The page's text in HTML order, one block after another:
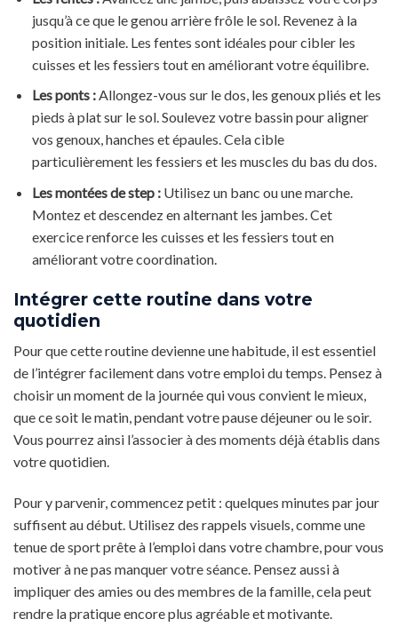
jusqu’à ce que le genou arrière frôle le sol. Revenez à la
position initiale. Les fentes sont idéales pour cibler les
cuisses et les fessiers tout en améliorant votre équilibre.
Les ponts :Allongez-vous sur le dos, les genoux pliés et les
pieds à plat sur le sol. Soulevez votre bassin pour aligner
vos genoux, hanches et épaules. Cela cible
particulièrement les fessiers et les muscles du bas du dos.
Les montées de step :Utilisez un banc ou une marche.
Montez et descendez en alternant les jambes. Cet
exercice renforce les cuisses et les fessiers tout en
améliorant votre coordination.
Intégrer cette routine dans votre
quotidien
Pour que cette routine devienne une habitude, il est essentiel
de l’intégrer facilement dans votre emploi du temps. Pensez à
choisir un moment de la journée qui vous convient le mieux,
que ce soit le matin, pendant votre pause déjeuner ou le soir.
Vous pourrez ainsi l’associer à des moments déjà établis dans
votre quotidien.
Pour y parvenir, commencez petit : quelques minutes par jour
suffisent au début. Utilisez des rappels visuels, comme une
tenue de sport prête à l’emploi dans votre chambre, pour vous
motiver à ne pas manquer votre séance. Pensez aussi à
impliquer des amies ou des membres de la famille, cela peut
rendre la pratique encore plus agréable et motivante.